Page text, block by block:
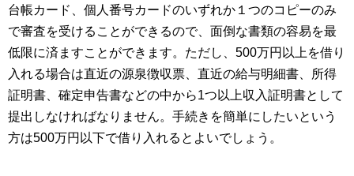
台帳カード、個人番号カードのいずれか１つのコピーのみ
で審査を受けることができるので、面倒な書類の容易を最
低限に済ますことができます。ただし、500万円以上を借り
入れる場合は直近の源泉徴収票、直近の給与明細書、所得
証明書、確定申告書などの中から1つ以上収入証明書として
提出しなければなりません。手続きを簡単にしたいという
方は500万円以下で借り入れるとよいでしょう。